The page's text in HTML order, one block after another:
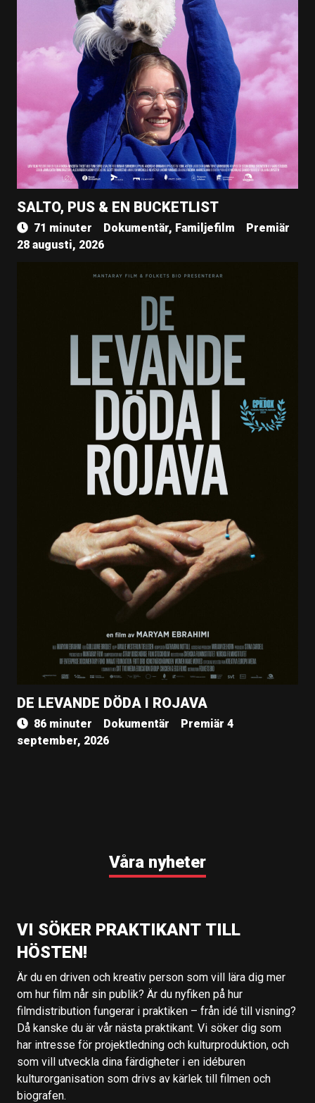
SALTO, PUS & EN BUCKETLIST
71 minuter Dokumentär, Familjefilm
Premiär
28 augusti, 2026
DE LEVANDE DÖDA I ROJAVA
86 minuter Dokumentär
Premiär 4
september, 2026
Våra nyheter
VI SÖKER PRAKTIKANT TILL
HÖSTEN!
Är du en driven och kreativ person som vill lära dig mer
om hur film når sin publik? Är du nyfiken på hur
filmdistribution fungerar i praktiken – från idé till visning?
Då kanske du är vår nästa praktikant. Vi söker dig som
har intresse för projektledning och kulturproduktion, och
som vill utveckla dina färdigheter i en idéburen
kulturorganisation som drivs av kärlek till filmen och
biografen.